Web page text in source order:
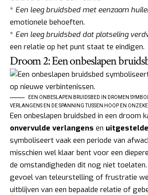
* Een leeg bruidsbed met eenzaam
emotionele behoeften.
* Een leeg bruidsbed dat plotseling
een relatie op het punt staat te eindigen.
Droom 2: Een onbeslapen
EEN ONBESLAPEN BRUIDSBED IN DROMEN
VERLANGENS EN DE SPANNING TUSSEN HOOP EN
Een onbeslapen bruidsbed in een droom
onvervulde verlangens en
symboliseert vaak een periode van
misschien wel klaar bent voor een
de omstandigheden dit nog niet
gevoel van teleurstelling of frustratie
uitblijven van een bepaalde relatie of